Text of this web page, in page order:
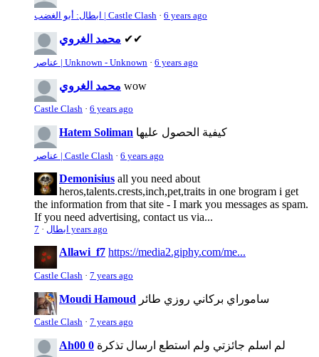
ابطال: أبو الغضب | Castle Clash · 6 years ago
محمد الغروي ✔✔
عناصر | Unknown - Unknown · 6 years ago
محمد الغروي wow
Castle Clash · 6 years ago
Hatem Soliman كيفية الحصول عليها
عناصر | Castle Clash · 6 years ago
Demonisius all you need about
heros,talents.crests,inch,pet,traits in one brogram i get
the information from that site - I mark you messages as spam.
If you need advertising, contact us via...
ابطال · 7 years ago
Allawi_f7 https://media2.giphy.com/me...
Castle Clash · 7 years ago
Moudi Hamoud ساموراي بركاني روزي طائر
Castle Clash · 7 years ago
Ah00 0 لم اسلم جائزتي ولم استطع ارسال تذكرة